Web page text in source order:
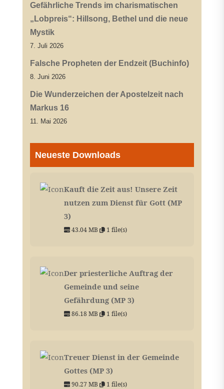
Gefährliche Trends im charismatischen
„Lobpreis“: Hillsong, Bethel und die neue
Mystik
7. Juli 2026
Falsche Propheten der Endzeit (Buchinfo)
8. Juni 2026
Die Wunderzeichen der Apostelzeit nach
Markus 16
11. Mai 2026
Neueste Downloads
Kauft die Zeit aus! Unsere Zeit
nutzen zum Dienst für Gott (MP
3)
43.04 MB 1 file(s)
Der priesterliche Auftrag der
Gemeinde und seine
Gefährdung (MP 3)
86.18 MB 1 file(s)
Treuer Dienst in der Gemeinde
Gottes (MP 3)
90.27 MB 1 file(s)